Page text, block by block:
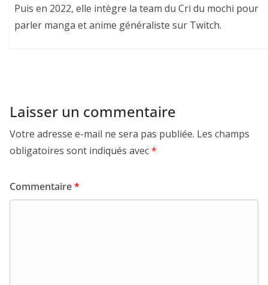
Puis en 2022, elle intègre la team du Cri du mochi pour
parler manga et anime généraliste sur Twitch.
Laisser un commentaire
Votre adresse e-mail ne sera pas publiée. Les champs
obligatoires sont indiqués avec*
Commentaire*